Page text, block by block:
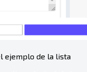
ejemplo de la lista